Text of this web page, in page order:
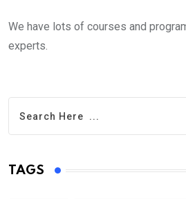
We have lots of courses and
experts.
TAGS